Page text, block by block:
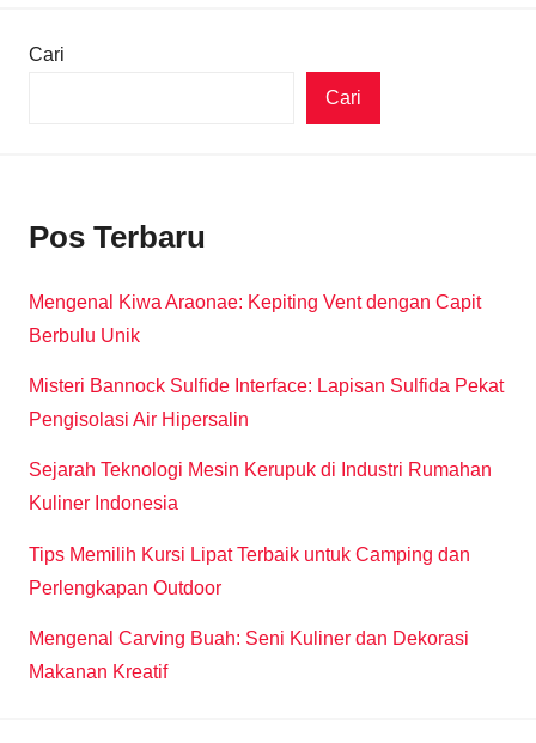
Cari
Cari
Pos Terbaru
Mengenal Kiwa Araonae: Kepiting Vent dengan Capit
Berbulu Unik
Misteri Bannock Sulfide Interface: Lapisan Sulfida Pekat
Pengisolasi Air Hipersalin
Sejarah Teknologi Mesin Kerupuk di Industri Rumahan
Kuliner Indonesia
Tips Memilih Kursi Lipat Terbaik untuk Camping dan
Perlengkapan Outdoor
Mengenal Carving Buah: Seni Kuliner dan Dekorasi
Makanan Kreatif